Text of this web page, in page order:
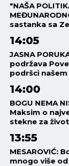
"NAŠA
sastanka sa
14:05
JASNA
podržava
podršci
14:00
BOGU NEMA
Maksim o
stekne za
13:55
MESAROVIĆ:
mnogo više